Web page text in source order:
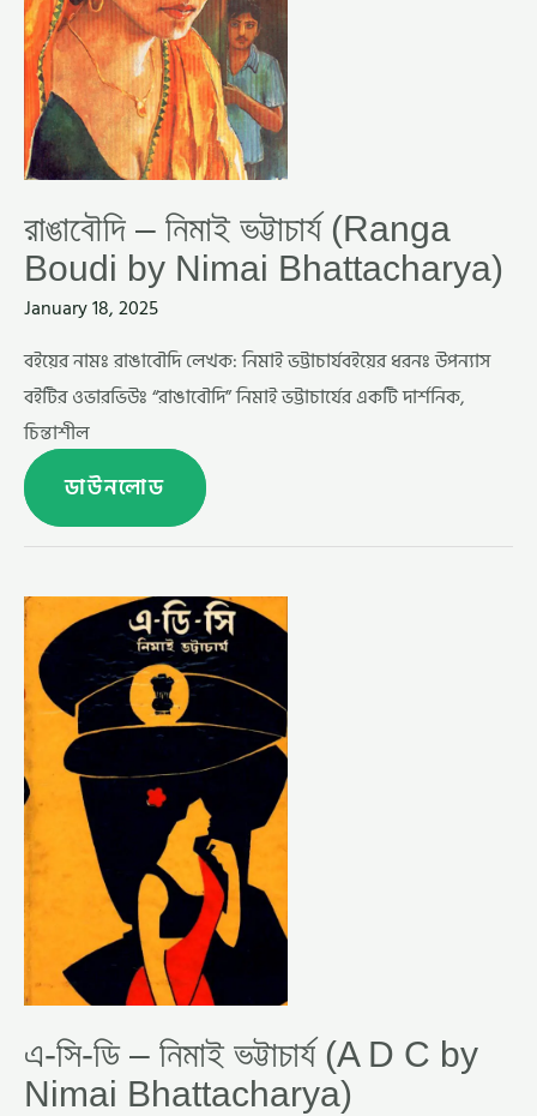
রাঙাবৌদি – নিমাই ভট্টাচার্য (Ranga
Boudi by Nimai Bhattacharya)
January 18, 2025
বইয়ের নামঃ রাঙাবৌদি লেখক: নিমাই ভট্টাচার্যবইয়ের ধরনঃ উপন্যাস
বইটির ওভারভিউঃ “রাঙাবৌদি” নিমাই ভট্টাচার্যের একটি দার্শনিক,
চিন্তাশীল
ডাউনলোড
এ-সি-ডি – নিমাই ভট্টাচার্য (A D C by
Nimai Bhattacharya)
এ-
সি-
নিমাই
ভট্টাচার্য (A
D
C
BY
NIMAI
BHATTACHARYA)